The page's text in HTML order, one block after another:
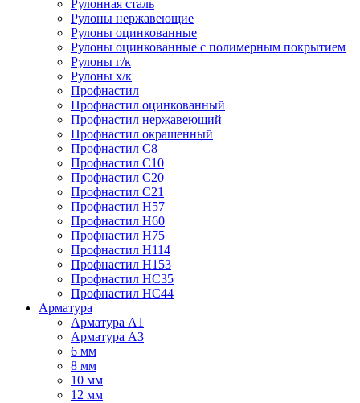
Рулонная сталь
Рулоны нержавеющие
Рулоны оцинкованные
Рулоны оцинкованные с полимерным покрытием
Рулоны г/к
Рулоны х/к
Профнастил
Профнастил оцинкованный
Профнастил нержавеющий
Профнастил окрашенный
Профнастил С8
Профнастил С10
Профнастил С20
Профнастил С21
Профнастил Н57
Профнастил Н60
Профнастил Н75
Профнастил Н114
Профнастил Н153
Профнастил НС35
Профнастил НС44
Арматура
Арматура А1
Арматура А3
6 мм
8 мм
10 мм
12 мм